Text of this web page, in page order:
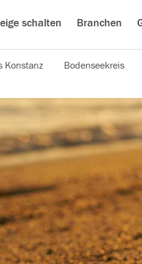
schalten Branchen
Konstanz Bodenseekreis